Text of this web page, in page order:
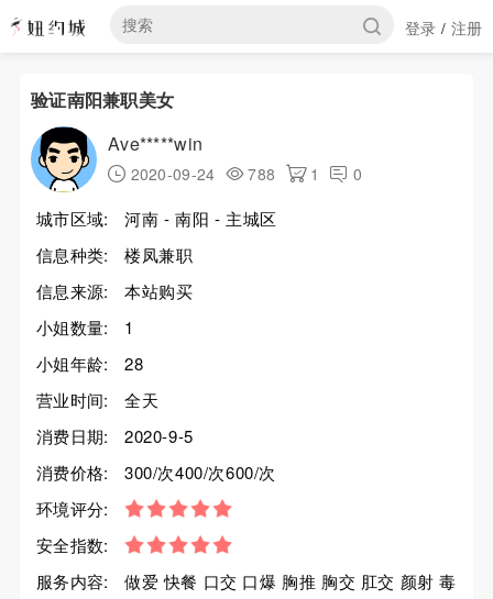
登录 / 注册
验证南阳兼职美女
Ave*****win
2020-09-24 788 1 0
城市区域:
河南 - 南阳 - 主城区
信息种类:
楼凤兼职
信息来源:
本站购买
小姐数量:
1
小姐年龄:
28
营业时间:
全天
消费日期:
2020-9-5
消费价格:
300/次400/次600/次
环境评分:
安全指数:
服务内容:
做爱 快餐 口交 口爆 胸推 胸交 肛交 颜射 毒